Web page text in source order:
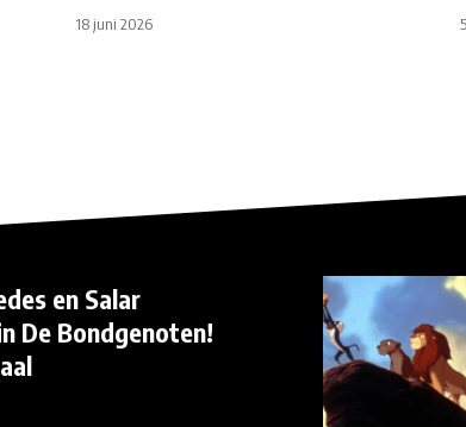
18 juni 2026
en Salar
De Bondgenoten!